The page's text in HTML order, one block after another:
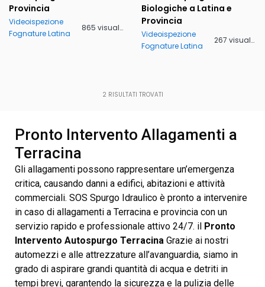
Provincia
Videoispezione
Fognature Latina
865 visualizzazioni
Biologiche a Latina e
Provincia
Videoispezione
Fognature Latina
267 visualizzazioni
2 RISULTATI TROVATI
Pronto Intervento Allagamenti a
Terracina
Gli allagamenti possono rappresentare un’emergenza
critica, causando danni a edifici, abitazioni e attività
commerciali. SOS Spurgo Idraulico è pronto a intervenire
in caso di allagamenti a Terracina e provincia con un
servizio rapido e professionale attivo 24/7. il Pronto
Intervento Autospurgo Terracina Grazie ai nostri
automezzi e alle attrezzature all’avanguardia, siamo in
grado di aspirare grandi quantità di acqua e detriti in
tempi brevi, garantendo la sicurezza e la pulizia delle